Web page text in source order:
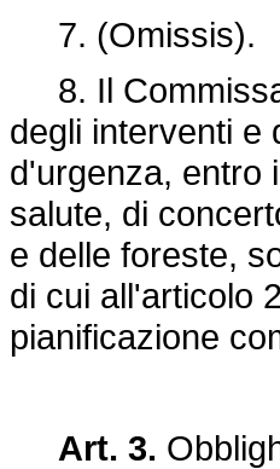
7. (Omissis).
8. Il
degli interventi e
d'urgenza, entro
salute, di
e delle foreste,
di cui all'articolo
pianificazione
Art. 3.